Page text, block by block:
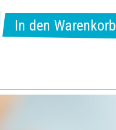
In den Warenkorb